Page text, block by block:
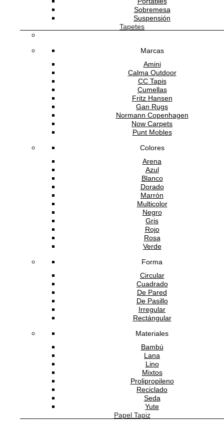
Sobremesa
Suspensión
Tapetes
Marcas
Amini
Calma Outdoor
CC Tapis
Cumellas
Fritz Hansen
Gan Rugs
Normann Copenhagen
Now Carpets
Punt Mobles
Colores
Arena
Azul
Blanco
Dorado
Marrón
Multicolor
Negro
Gris
Rojo
Rosa
Verde
Forma
Circular
Cuadrado
De Pared
De Pasillo
Irregular
Rectángular
Materiales
Bambú
Lana
Lino
Mixtos
Prolipropileno
Reciclado
Seda
Yute
Papel Tapiz
He leído y acepto la política de privacidad
ATENCIÓN AL CLIENTE
SOBRE ADDREDE
Software Gestión